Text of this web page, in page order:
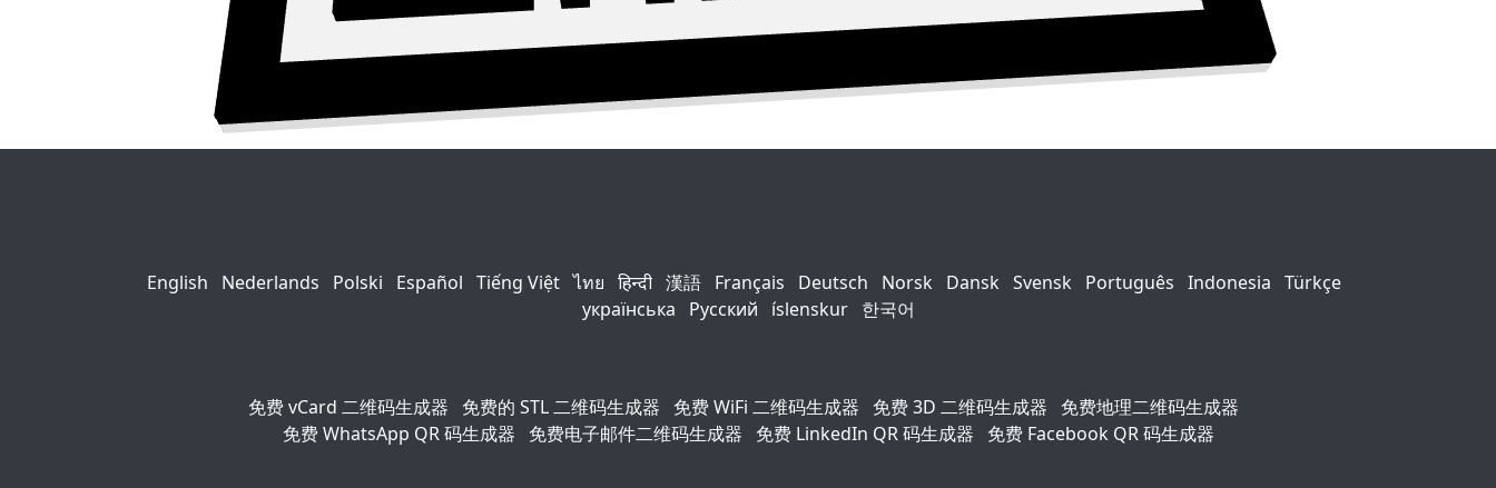
English Nederlands Polski Español Tiếng Việt ไทย हिन्दी 漢語 Français Deutsch Norsk Dansk Svensk Português Indonesia Türkçe
українська
Русский íslenskur 한국어
免费 vCard 二维码生成器 免费的 STL 二维码生成器 免费 WiFi 二维码生成器 免费 3D 二维码生成器
免费地理二维码生成器
免费 WhatsApp QR 码生成器
免费电子邮件二维码生成器 免费 LinkedIn QR 码生成器 免费 Facebook QR 码生成器